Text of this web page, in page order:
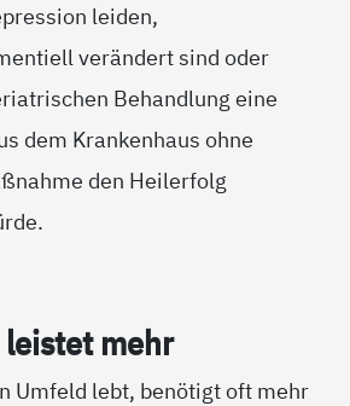
leiden,
verändert sind oder
Behandlung eine
dem Krankenhaus ohne
den Heilerfolg
mehr
Umfeld lebt, benötigt oft mehr